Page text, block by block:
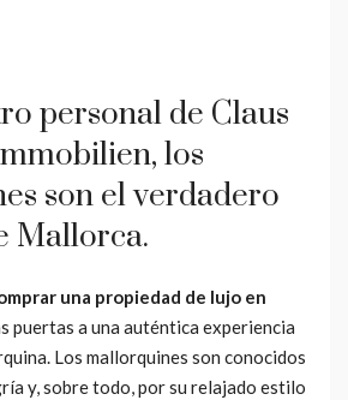
personal de Claus
los
son el verdadero
Mallorca.
una propiedad de lujo en
puertas a una auténtica experiencia
Los mallorquines son conocidos
y, sobre todo, por su relajado estilo